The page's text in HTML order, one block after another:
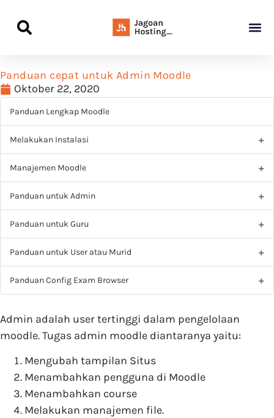
Panduan cepat untuk Admin Moodle
Oktober 22, 2020
Panduan Lengkap Moodle
Melakukan Instalasi
Manajemen Moodle
Panduan untuk Admin
Panduan untuk Guru
Panduan untuk User atau Murid
Panduan Config Exam Browser
Admin adalah user tertinggi dalam pengelolaan
moodle. Tugas admin moodle diantaranya yaitu:
Mengubah tampilan Situs
Menambahkan pengguna di Moodle
Menambahkan course
Melakukan manajemen file.